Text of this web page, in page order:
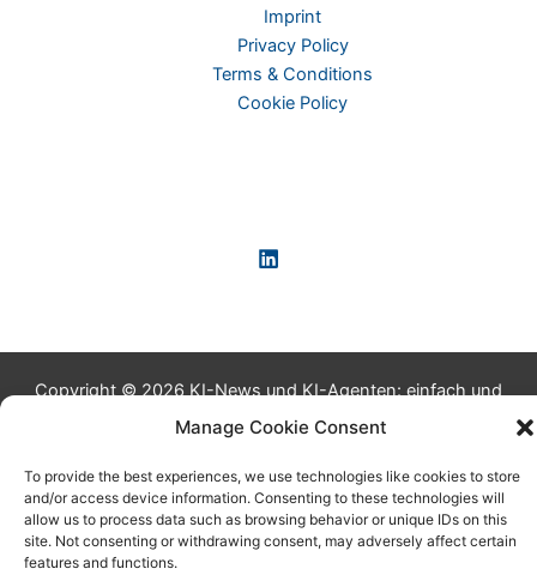
Manage Cookie Consent
To provide the best experiences, we use technologies like cookies to store
and/or access device information. Consenting to these technologies will
allow us to process data such as browsing behavior or unique IDs on this
site. Not consenting or withdrawing consent, may adversely affect certain
features and functions.
Imprint
Privacy Policy
Terms & Conditions
Cookie Policy
Copyright © 2026 KI-News und KI-Agenten: einfach und
praxisnah erklärt